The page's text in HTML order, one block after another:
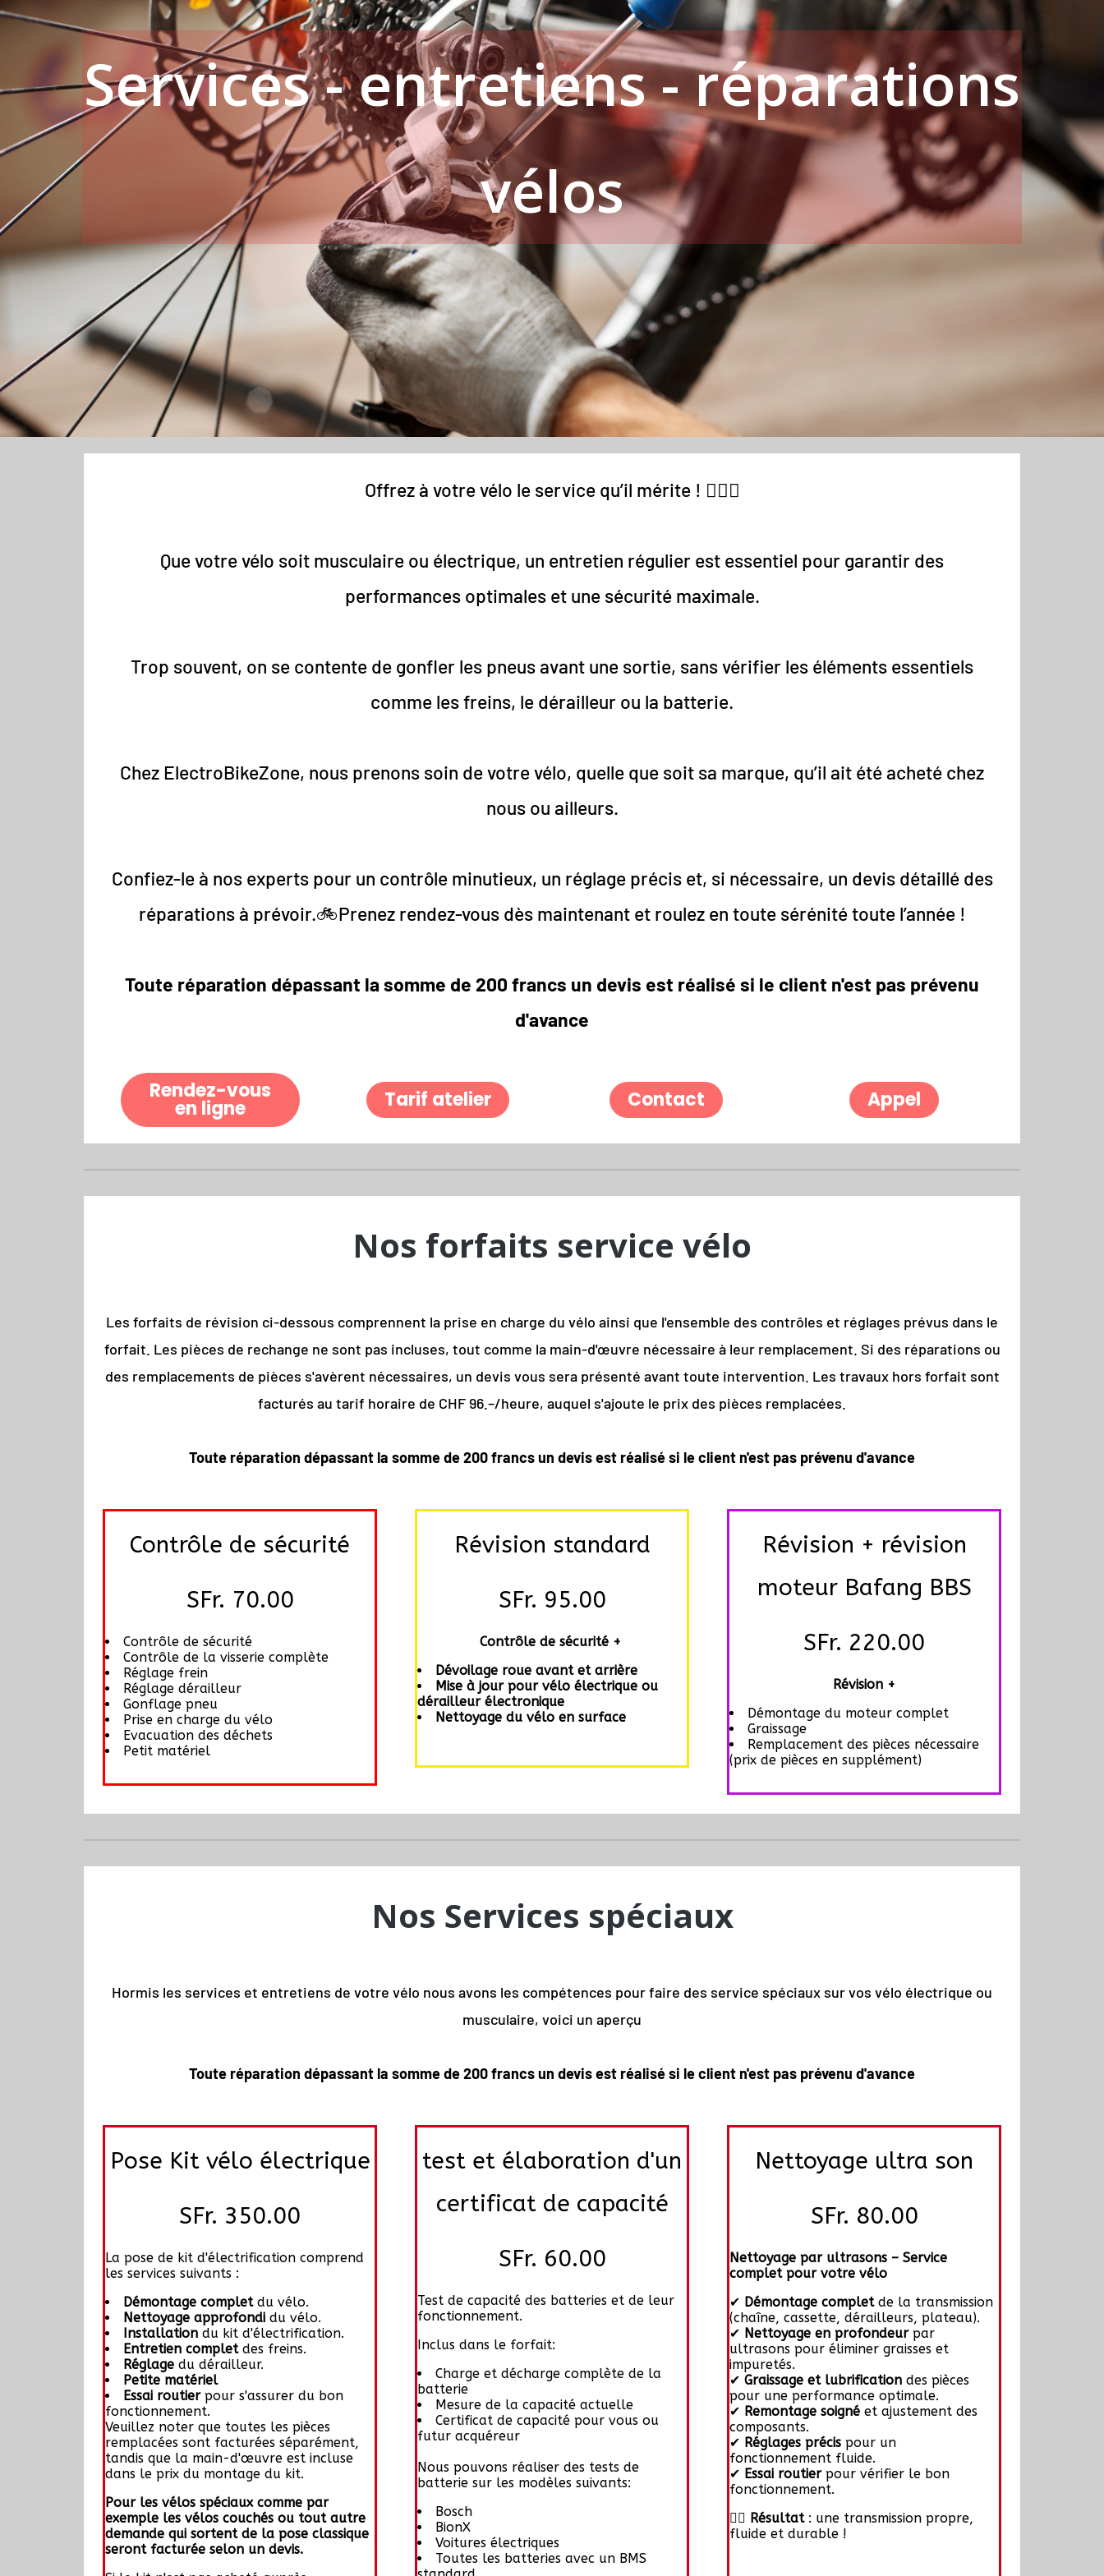
Services - entretiens - réparations
vélos
Offrez à votre vélo le service qu’il mérite ! 🚴‍♂️✨
Que votre vélo soit musculaire ou électrique, un entretien régulier est essentiel pour garantir des
performances optimales et une sécurité maximale.
Trop souvent, on se contente de gonfler les pneus avant une sortie, sans vérifier les éléments essentiels
comme les freins, le dérailleur ou la batterie.
Chez ElectroBikeZone, nous prenons soin de votre vélo, quelle que soit sa marque, qu’il ait été acheté chez
nous ou ailleurs.
Confiez-le à nos experts pour un contrôle minutieux, un réglage précis et, si nécessaire, un devis détaillé des
réparations à prévoir.🚲Prenez rendez-vous dès maintenant et roulez en toute sérénité toute l’année !
Toute réparation dépassant la somme de 200 francs un devis est réalisé si le client n'est pas prévenu
d'avance
Rendez-vous
en ligne Tarif atelier Contact Appel
Nos forfaits service vélo
Les forfaits de révision ci-dessous comprennent la prise en charge du vélo ainsi que l'ensemble des contrôles et réglages prévus dans le
forfait. Les pièces de rechange ne sont pas incluses, tout comme la main-d'œuvre nécessaire à leur remplacement. Si des réparations ou
des remplacements de pièces s'avèrent nécessaires, un devis vous sera présenté avant toute intervention. Les travaux hors forfait sont
facturés au tarif horaire de CHF 96.–/heure, auquel s'ajoute le prix des pièces remplacées.
Toute réparation dépassant la somme de 200 francs un devis est réalisé si le client n'est pas prévenu d'avance
Contrôle de sécurité
SFr. 70.00
Contrôle de sécurité
Contrôle de la visserie complète
Réglage frein
Réglage dérailleur
Gonflage pneu
Prise en charge du vélo
Evacuation des déchets
Petit matériel
Révision standard
SFr. 95.00
Contrôle de sécurité +
Dévoilage roue avant et arrière
Mise à jour pour vélo électrique ou
dérailleur électronique
Nettoyage du vélo en surface
Révision + révision
moteur Bafang BBS
SFr. 220.00
Révision +
Démontage du moteur complet
Graissage
Remplacement des pièces nécessaire
(prix de pièces en supplément)
Nos Services spéciaux
Hormis les services et entretiens de votre vélo nous avons les compétences pour faire des service spéciaux sur vos vélo électrique ou
musculaire, voici un aperçu
Toute réparation dépassant la somme de 200 francs un devis est réalisé si le client n'est pas prévenu d'avance
Pose Kit vélo électrique
SFr. 350.00
La pose de kit d'électrification comprend
les services suivants :
Démontage completdu vélo.
Nettoyage approfondi du vélo.
Installation du kit d'électrification.
Entretien completdes freins.
Réglage du dérailleur.
Petite matériel
Essai routierpour s'assurer du bon
fonctionnement.
Veuillez noter que toutes les pièces
remplacées sont facturées séparément,
tandis que la main-d'œuvre est incluse
dans le prix du montage du kit.
Pour les vélos spéciaux comme par
exemple les vélos couchés ou tout autre
demande qui sortent de la pose classique
seront facturée selon un devis.
test et élaboration d'un
certificat de capacité
SFr. 60.00
Test de capacité des batteries et de leur
fonctionnement.
Inclus dans le forfait:
Charge et décharge complète de la
batterie
Mesure de la capacité actuelle
Certificat de capacité pour vous ou
futur acquéreur
Nous pouvons réaliser des tests de
batterie sur les modèles suivants:
Bosch
BionX
Voitures électriques
Toutes les batteries avec un BMS
Nettoyage ultra son
SFr. 80.00
Nettoyage par ultrasons – Service
complet pour votre vélo
✔ Démontage completde la transmission
(chaîne, cassette, dérailleurs, plateau).
✔ Nettoyage en profondeurpar
ultrasons pour éliminer graisses et
impuretés.
✔ Graissage et lubrification des pièces
pour une performance optimale.
✔ Remontage soigné et ajustement des
composants.
✔ Réglages précis pour un
fonctionnement fluide.
✔ Essai routierpour vérifier le bon
fonctionnement.
🚴‍♂ Résultat: une transmission propre,
fluide et durable !